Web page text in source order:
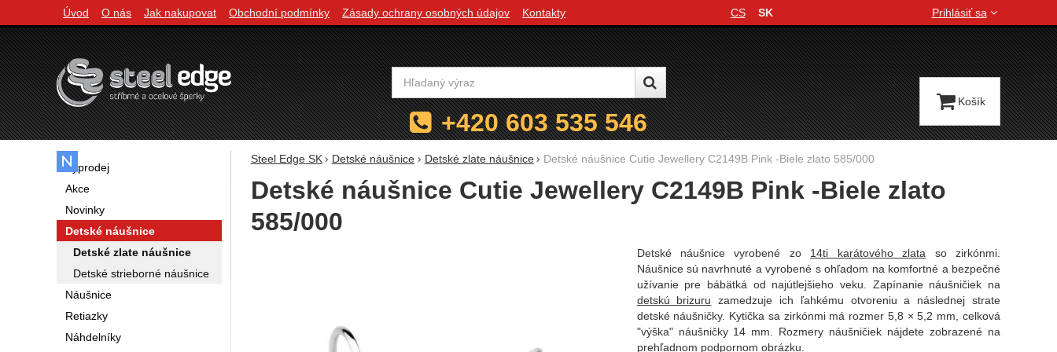
Steel Edge SK Detské náušnice Detské zlate náušnice Detské náušnice Cutie Jewellery C2149B Pink -Biele zlato 585/000
Detské náušnice Cutie Jewellery C2149B Pink -Biele zlato
585/000
Detské náušnice vyrobené zo 14ti karátového zlata so zirkónmi.
Náušnice sú navrhnuté a vyrobené s ohľadom na komfortné a bezpečné
užívanie pre bábätká od najútlejšieho veku. Zapínanie náušničiek na
detskú brizuru zamedzuje ich ľahkému otvoreniu a následnej strate
detské náušničky. Kytička sa zirkónmi má rozmer 5,8 × 5,2 mm, celková
"výška" náušničky 14 mm. Rozmery náušničiek nájdete zobrazené na
prehľadnom podpornom obrázku.
Výprodej
Akce
Novinky
Detské náušnice
Detské zlate náušnice
Detské strieborné náušnice
Náušnice
Retiazky
Náhdelníky
Navigácia
Úvod O nás Jak nakupovat Obchodní podmínky Zásady ochrany osobných údajov Kontakty
Jazyková verzia
CS SK Prihlásiť sa
Vyhľadávanie
+420 603 535 546
Košík